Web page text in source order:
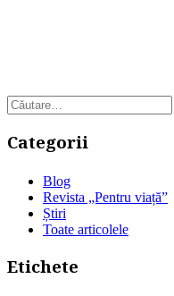
Caută
după:
Categorii
Blog
Revista „Pentru viață”
Știri
Toate articolele
Etichete